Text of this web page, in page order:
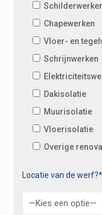
Chapewerken
Vloer- en
Schrijnwerken
Dakisolatie
Muurisolatie
Vloerisolatie
Overige
Locatie van de werf?*